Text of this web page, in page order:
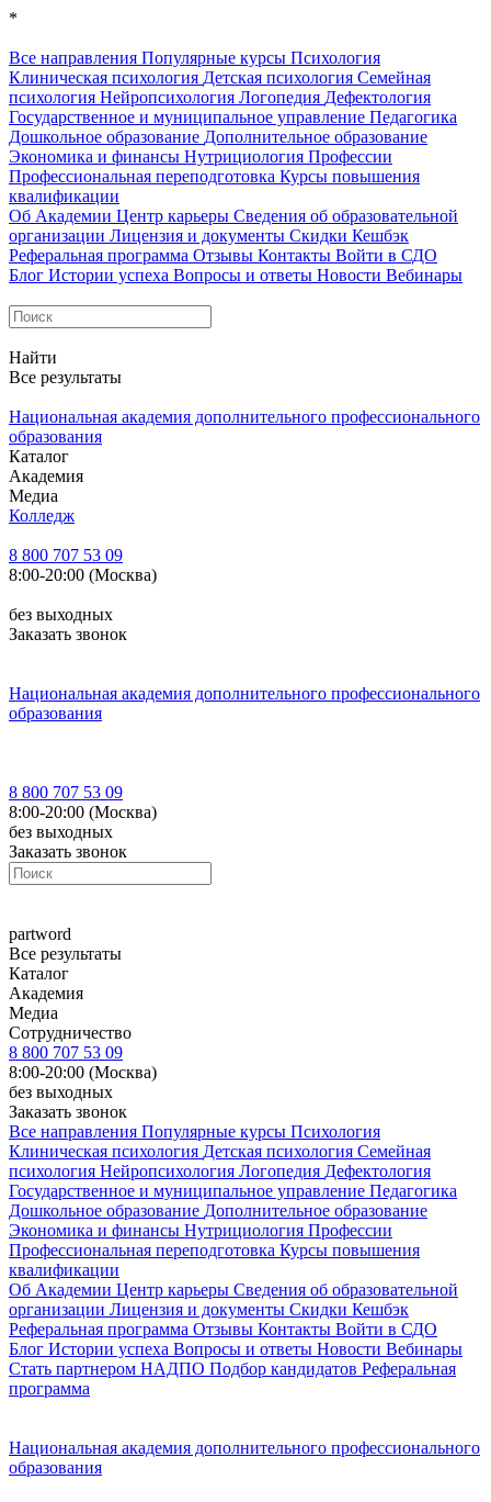
*
Все направления Популярные курсы Психология
Клиническая психология Детская психология Семейная
психология Нейропсихология Логопедия Дефектология
Государственное и муниципальное управление Педагогика
Дошкольное образование Дополнительное образование
Экономика и финансы Нутрициология Профессии
Профессиональная переподготовка Курсы повышения
квалификации
Об Академии Центр карьеры Сведения об образовательной
организации Лицензия и документы Скидки Кешбэк
Реферальная программа Отзывы Контакты Войти в СДО
Блог Истории успеха Вопросы и ответы Новости Вебинары
Найти
Все результаты
Национальная академия дополнительного профессионального
образования
Каталог
Академия
Медиа
Колледж
8 800 707 53 09
8:00-20:00 (Москва)
без выходных
Заказать звонок
Национальная академия дополнительного профессионального
образования
8 800 707 53 09
8:00-20:00 (Москва)
без выходных
Заказать звонок
partword
Все результаты
Каталог
Академия
Медиа
Сотрудничество
8 800 707 53 09
8:00-20:00 (Москва)
без выходных
Заказать звонок
Все направления Популярные курсы Психология
Клиническая психология Детская психология Семейная
психология Нейропсихология Логопедия Дефектология
Государственное и муниципальное управление Педагогика
Дошкольное образование Дополнительное образование
Экономика и финансы Нутрициология Профессии
Профессиональная переподготовка Курсы повышения
квалификации
Об Академии Центр карьеры Сведения об образовательной
организации Лицензия и документы Скидки Кешбэк
Реферальная программа Отзывы Контакты Войти в СДО
Блог Истории успеха Вопросы и ответы Новости Вебинары
Стать партнером НАДПО Подбор кандидатов Реферальная
программа
Национальная академия дополнительного профессионального
образования